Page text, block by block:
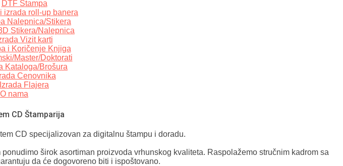
DTF Štampa
izrada roll-up banera
Nalepnica/Stikera
Stikera/Nalepnica
Vizit karti
i Koričenje Knjiga
Master/Doktorati
Kataloga/Brošura
Cenovnika
Izrada Flajera
O nama
CD Štamparija
CD specijalizovan za digitalnu štampu i doradu.
širok asortiman proizvoda vrhunskog kvaliteta. Raspolažemo stručnim kadrom sa
da će dogovoreno biti i ispoštovano.